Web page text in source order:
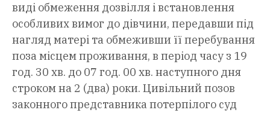
виді обмеження дозвілля і встановлення
особливих вимог до дівчини, передавши під
нагляд матері та обмеживши її перебування
поза місцем проживання, в період часу з 19
год. 30 хв. до 07 год. 00 хв. наступного дня
строком на 2 (два) роки. Цивільний позов
законного представника потерпілого суд